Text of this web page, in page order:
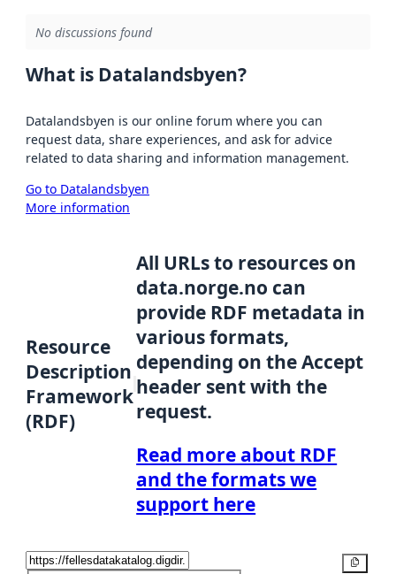
No discussions found
What is Datalandsbyen?
Datalandsbyen is our online forum where you can
request data, share experiences, and ask for advice
related to data sharing and information management.
Go to Datalandsbyen
More information
Resource
Description
Framework
(RDF)
All URLs to resources on
data.norge.no can
provide RDF metadata in
various formats,
depending on the Accept
header sent with the
request.
Read more about RDF
and the formats we
support here